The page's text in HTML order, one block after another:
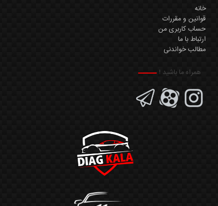
خانه
قوانین و مقررات
حساب کاربری من
ارتباط با ما
مطالب خواندنی
همراه ما باشید !